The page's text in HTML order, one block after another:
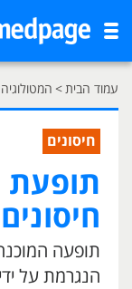
עמוד הבית> המטולוגיה
חיסונים
תופעת
תופעה